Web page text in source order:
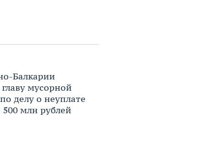
Балкарии
мусорной
делу о неуплате
500 млн рублей